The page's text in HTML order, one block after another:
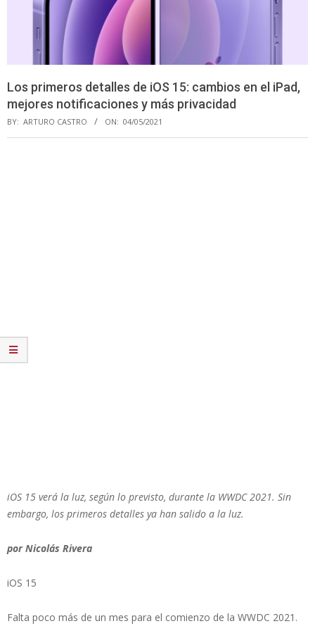
Los primeros detalles de iOS 15: cambios en el iPad,
mejores notificaciones y más privacidad
BY: ARTURO CASTRO ON: 04/05/2021
iOS 15 verá la luz, según lo previsto, durante la WWDC 2021. Sin
embargo, los primeros detalles ya han salido a la luz.
por Nicolás Rivera
iOS 15
Falta poco más de un mes para el comienzo de la WWDC 2021.